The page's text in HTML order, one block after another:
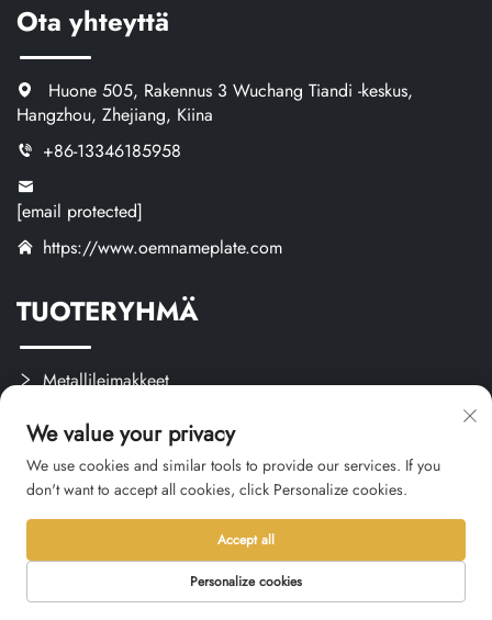
Ota yhteyttä
Huone 505, Rakennus 3 Wuchang Tiandi -keskus,
Hangzhou, Zhejiang, Kiina
+86-13346185958
[email protected]
https://www.oemnameplate.com
TUOTERYHMÄ
Metallileimakkeet
Muovileimakkeet
Tarrat ja Etiketit
Mukautetut Käsityöt
Tekijänoikeus © 2026 Hangzhou Qianxi Crafts CO., Ltd. Kaikki
We value your privacy
We use cookies and similar tools to provide our services. If you
don't want to accept all cookies, click Personalize cookies.
Personalize cookies
Accept all